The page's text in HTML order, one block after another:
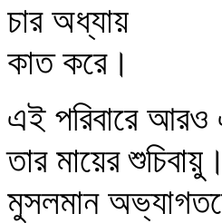
চার অধ্যায়
কাত করে।
এই পরিবারে আরও
তার মায়ের
মুসলমান